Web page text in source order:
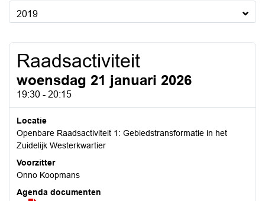
2019
Raadsactiviteit
woensdag 21 januari 2026
19:30 - 20:15
Locatie
Openbare Raadsactiviteit 1: Gebiedstransformatie in het
Zuidelijk Westerkwartier
Voorzitter
Onno Koopmans
Agenda documenten